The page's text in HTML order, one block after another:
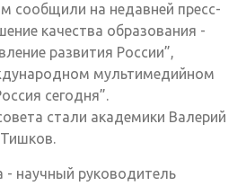
сообщили на недавней пресс-
качества образования -
развития России”,
мультимедийном
сегодня”.
стали академики Валерий
- научный руководитель